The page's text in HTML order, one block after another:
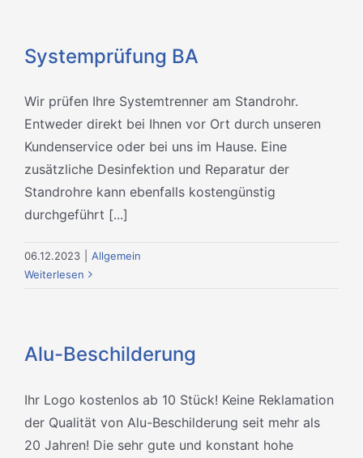
Systemprüfung BA
Wir prüfen Ihre Systemtrenner am Standrohr.
Entweder direkt bei Ihnen vor Ort durch unseren
Kundenservice oder bei uns im Hause. Eine
zusätzliche Desinfektion und Reparatur der
Standrohre kann ebenfalls kostengünstig
durchgeführt [...]
06.12.2023
Allgemein
Weiterlesen
Alu-Beschilderung
Ihr Logo kostenlos ab 10 Stück! Keine Reklamation
der Qualität von Alu-Beschilderung seit mehr als
20 Jahren! Die sehr gute und konstant hohe